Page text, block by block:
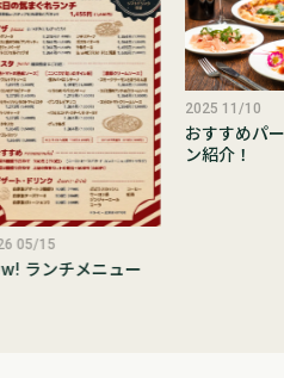
05/15
ランチメニュー
2025 11/10
おすすめパ
ン紹介！